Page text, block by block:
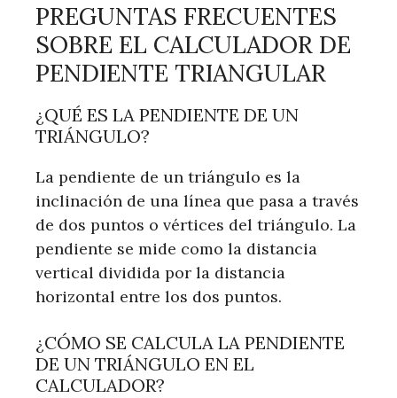
PREGUNTAS FRECUENTES
SOBRE EL CALCULADOR DE
PENDIENTE TRIANGULAR
¿QUÉ ES LA PENDIENTE DE UN
TRIÁNGULO?
La pendiente de un triángulo es la
inclinación de una línea que pasa a través
de dos puntos o vértices del triángulo. La
pendiente se mide como la distancia
vertical dividida por la distancia
horizontal entre los dos puntos.
¿CÓMO SE CALCULA LA PENDIENTE
DE UN TRIÁNGULO EN EL
CALCULADOR?